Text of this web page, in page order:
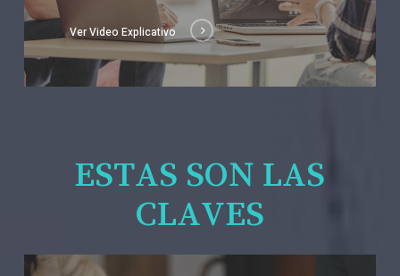
Ver Video Explicativo
ESTAS SON LAS
CLAVES